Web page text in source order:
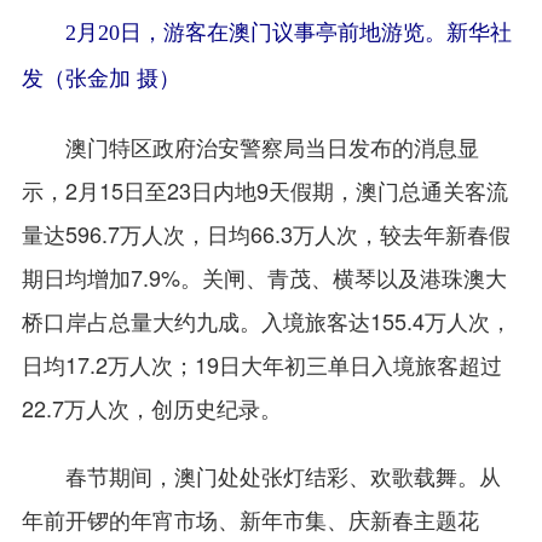
2月20日，游客在澳门议事亭前地游览。新华社
发（张金加 摄）
澳门特区政府治安警察局当日发布的消息显
示，2月15日至23日内地9天假期，澳门总通关客流
量达596.7万人次，日均66.3万人次，较去年新春假
期日均增加7.9%。关闸、青茂、横琴以及港珠澳大
桥口岸占总量大约九成。入境旅客达155.4万人次，
日均17.2万人次；19日大年初三单日入境旅客超过
22.7万人次，创历史纪录。
春节期间，澳门处处张灯结彩、欢歌载舞。从
年前开锣的年宵市场、新年市集、庆新春主题花